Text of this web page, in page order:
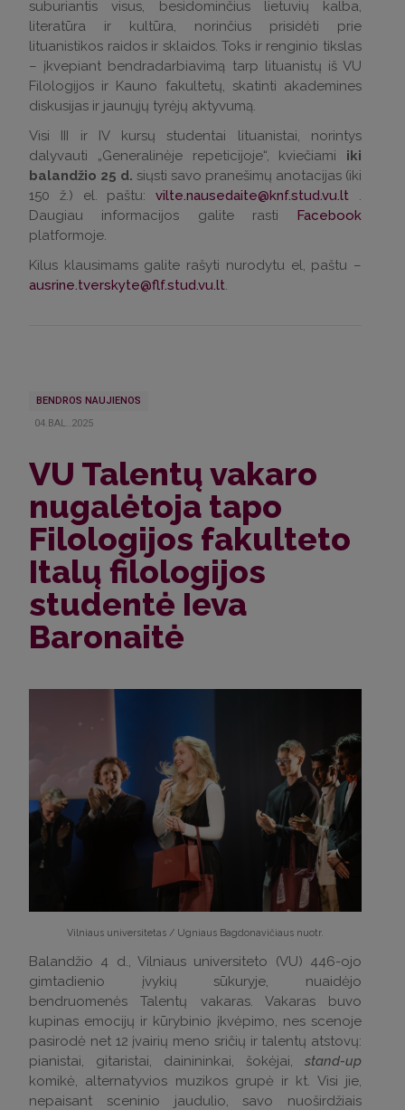
suburiantis visus, besidominčius lietuvių kalba,
literatūra ir kultūra, norinčius prisidėti prie
lituanistikos raidos ir sklaidos. Toks ir renginio tikslas
– įkvepiant bendradarbiavimą tarp lituanistų iš VU
Filologijos ir Kauno fakultetų, skatinti akademines
diskusijas ir jaunųjų tyrėjų aktyvumą.
Visi III ir IV kursų studentai lituanistai, norintys
dalyvauti „Generalinėje repeticijoje“, kviečiami iki
balandžio 25 d. siųsti savo pranešimų anotacijas (iki
150 ž.) el. paštu:vilte.nausedaite@knf.stud.vu.lt .
Daugiau informacijos galite rasti Facebook
platformoje.
Kilus klausimams galite rašyti nurodytu el, paštu –
ausrine.tverskyte@flf.stud.vu.lt.
BENDROS NAUJIENOS
04.BAL..2025
VU Talentų vakaro
nugalėtoja tapo
Filologijos fakulteto
Italų filologijos
studentė Ieva
Baronaitė
Vilniaus universitetas / Ugniaus Bagdonavičiaus nuotr.
Balandžio 4 d., Vilniaus universiteto (VU) 446-ojo
gimtadienio įvykių sūkuryje, nuaidėjo
bendruomenės Talentų vakaras. Vakaras buvo
kupinas emocijų ir kūrybinio įkvėpimo, nes scenoje
pasirodė net 12 įvairių meno sričių ir talentų atstovų:
pianistai, gitaristai, dainininkai, šokėjai, stand-up
komikė, alternatyvios muzikos grupė ir kt. Visi jie,
nepaisant sceninio jaudulio, savo nuoširdžiais